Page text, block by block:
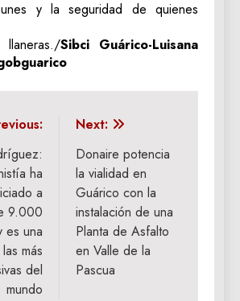
y la seguridad de quienes
‎Sibci Guárico-‎Luisana
ha
a
9.000
es una
más
del
mundo
Next:
Donaire potencia
la vialidad en
Guárico con la
instalación de una
Planta de Asfalto
en Valle de la
Pascua